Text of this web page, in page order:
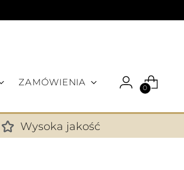
ZAMÓWIENIA
0
✕
Wysoka jakość